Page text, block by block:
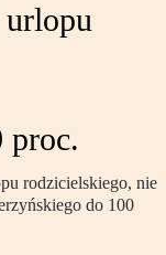
proc.
rodzicielskiego, nie
do 100